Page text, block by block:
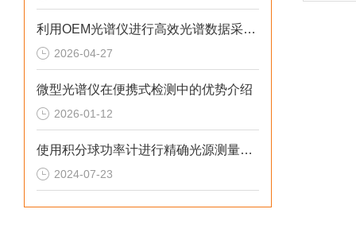
利用OEM光谱仪进行高效光谱数据采集与分析
2026-04-27
微型光谱仪在便携式检测中的优势介绍
2026-01-12
使用积分球功率计进行精确光源测量的方法
2024-07-23